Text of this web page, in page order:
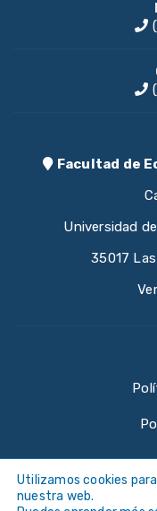
Facultad de
Universidad
35017
Utilizamos cookies
nuestra web.